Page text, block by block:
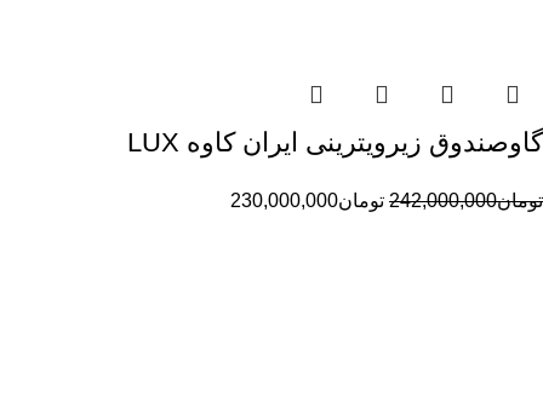
گاوصندوق زیرویترینی ایران کاوه LUX
تومان242,000,000 تومان230,000,000